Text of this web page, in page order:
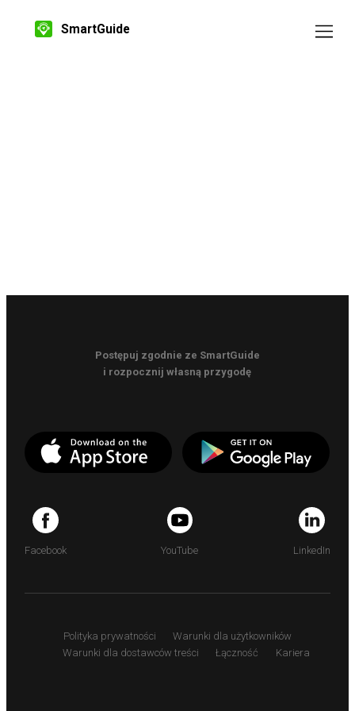
SmartGuide
Postępuj zgodnie ze SmartGuide
i rozpocznij własną przygodę
Facebook YouTube LinkedIn
Polityka prywatności
Warunki dla użytkowników
Warunki dla dostawców treści
Łączność Kariera